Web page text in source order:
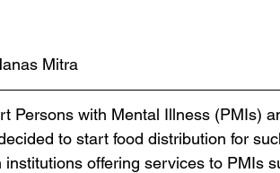
Mitra
Persons with Mental Illness (PMIs)
to start food distribution for
offering services to PMIs